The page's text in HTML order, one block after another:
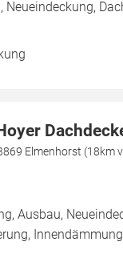
Neueindeckung,
Elmenhorst (18km
Ausbau,